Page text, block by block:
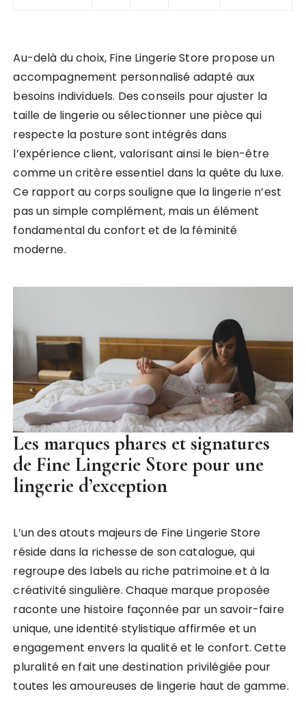
Au-delà du choix, Fine Lingerie Store propose un
accompagnement personnalisé adapté aux
besoins individuels. Des conseils pour ajuster la
taille de lingerie ou sélectionner une pièce qui
respecte la posture sont intégrés dans
l’expérience client, valorisant ainsi le bien-être
comme un critère essentiel dans la quête du luxe.
Ce rapport au corps souligne que la lingerie n’est
pas un simple complément, mais un élément
fondamental du confort et de la féminité
moderne.
Les marques phares et signatures
de Fine Lingerie Store pour une
lingerie d’exception
L’un des atouts majeurs de Fine Lingerie Store
réside dans la richesse de son catalogue, qui
regroupe des labels au riche patrimoine et à la
créativité singulière. Chaque marque proposée
raconte une histoire façonnée par un savoir-faire
unique, une identité stylistique affirmée et un
engagement envers la qualité et le confort. Cette
pluralité en fait une destination privilégiée pour
toutes les amoureuses de lingerie haut de gamme.